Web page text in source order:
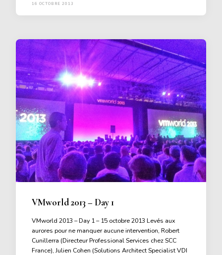
16 OCTOBRE 2013
VMworld 2013 – Day 1
VMworld 2013 – Day 1 – 15 octobre 2013 Levés aux
aurores pour ne manquer aucune intervention, Robert
Cunillerra (Directeur Professional Services chez SCC
France), Julien Cohen (Solutions Architect Specialist VDI